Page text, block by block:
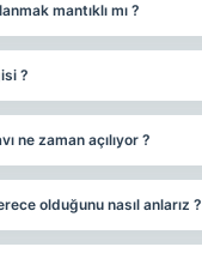
mantıklı mı ?
?
ne zaman açılıyor ?
olduğunu nasıl anlarız ?